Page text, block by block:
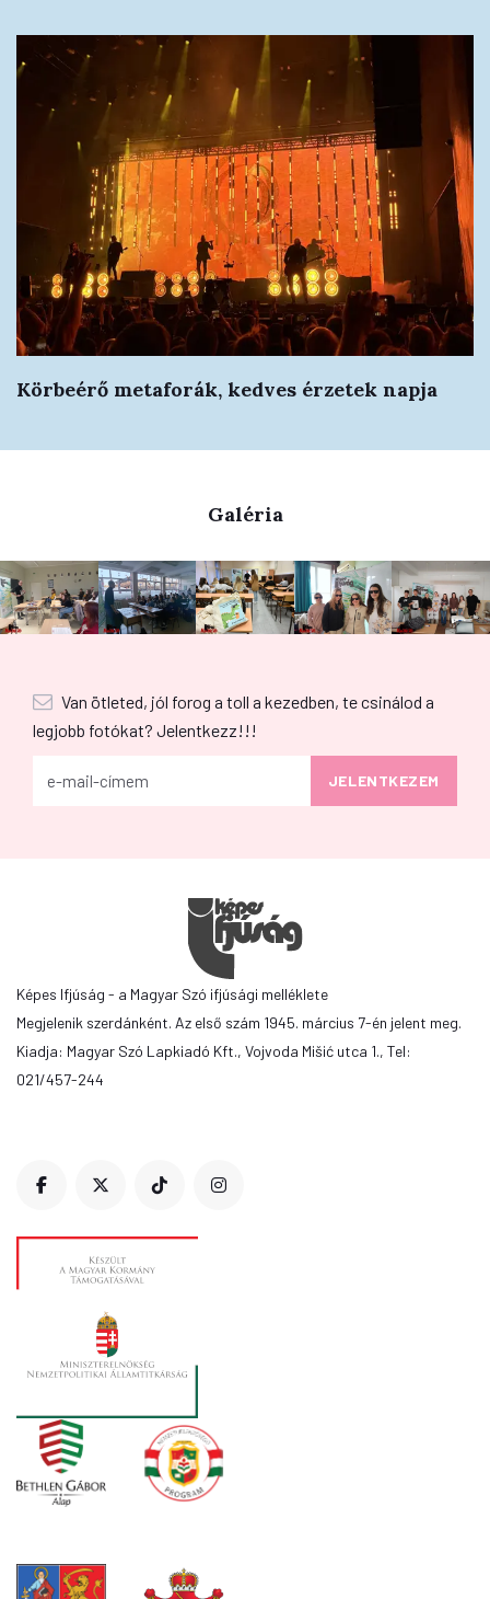
Körbeérő metaforák, kedves érzetek napja
Galéria
Van ötleted, jól forog a toll a kezedben, te csinálod a
legjobb fotókat? Jelentkezz!!!
Képes Ifjúság - a Magyar Szó ifjúsági melléklete
Megjelenik szerdánként. Az első szám 1945. március 7-én jelent meg.
Kiadja: Magyar Szó Lapkiadó Kft., Vojvoda Mišić utca 1., Tel:
021/457-244